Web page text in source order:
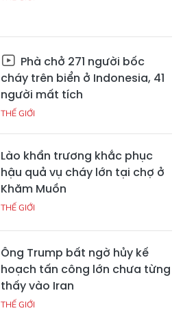
Phà chở 271 người bốc
cháy trên biển ở Indonesia, 41
người mất tích
THẾ GIỚI
Lào khẩn trương khắc phục
hậu quả vụ cháy lớn tại chợ ở
Khăm Muồn
THẾ GIỚI
Ông Trump bất ngờ hủy kế
hoạch tấn công lớn chưa từng
thấy vào Iran
THẾ GIỚI